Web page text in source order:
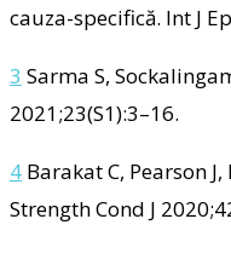
cauza-specifică. Int J
3 Sarma S,
2021;23(S1):3–16.
4 Barakat C, Pearson
Strength Cond J